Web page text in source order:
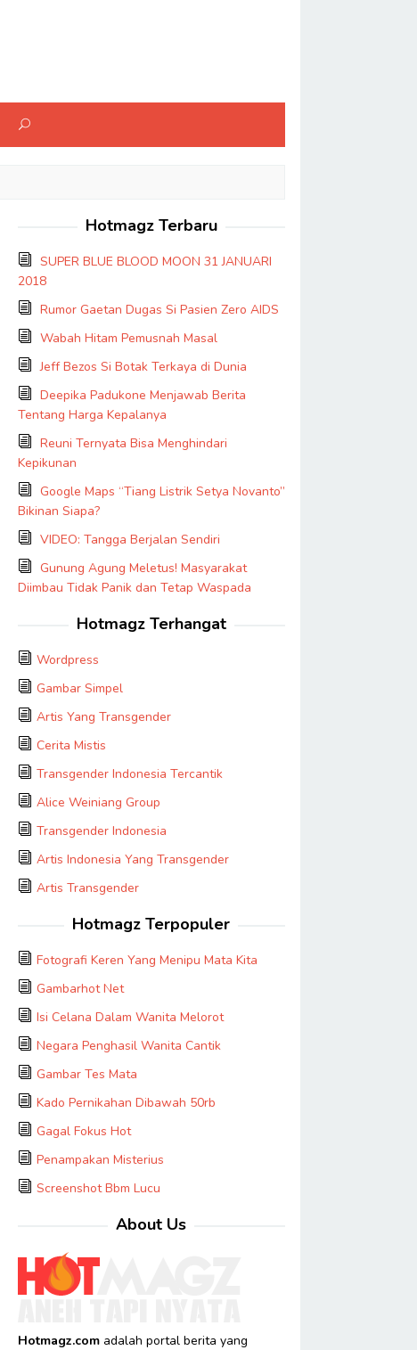
Hotmagz Terbaru
SUPER BLUE BLOOD MOON 31 JANUARI
2018
Rumor Gaetan Dugas Si Pasien Zero AIDS
Wabah Hitam Pemusnah Masal
Jeff Bezos Si Botak Terkaya di Dunia
Deepika Padukone Menjawab Berita
Tentang Harga Kepalanya
Reuni Ternyata Bisa Menghindari
Kepikunan
Google Maps “Tiang Listrik Setya Novanto”
Bikinan Siapa?
VIDEO: Tangga Berjalan Sendiri
Gunung Agung Meletus! Masyarakat
Diimbau Tidak Panik dan Tetap Waspada
Hotmagz Terhangat
Wordpress
Gambar Simpel
Artis Yang Transgender
Cerita Mistis
Transgender Indonesia Tercantik
Alice Weiniang Group
Transgender Indonesia
Artis Indonesia Yang Transgender
Artis Transgender
Hotmagz Terpopuler
Fotografi Keren Yang Menipu Mata Kita
Gambarhot Net
Isi Celana Dalam Wanita Melorot
Negara Penghasil Wanita Cantik
Gambar Tes Mata
Kado Pernikahan Dibawah 50rb
Gagal Fokus Hot
Penampakan Misterius
Screenshot Bbm Lucu
About Us
Hotmagz.comadalah portal berita yang